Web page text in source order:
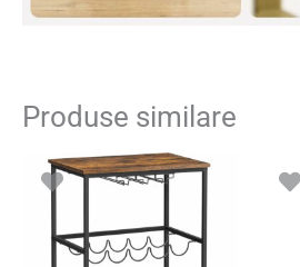
Produse similare